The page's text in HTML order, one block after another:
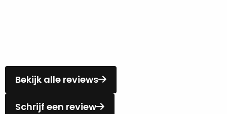
Bekijk alle reviews
Schrijf een review